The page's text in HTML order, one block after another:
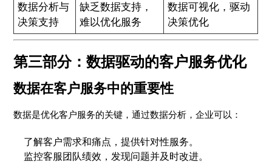
数据分析与
决策支持
缺乏数据支持，
难以优化服务
数据可视化，驱动
决策优化
第三部分：数据驱动的客户服务优化
数据在客户服务中的重要性
数据是优化客户服务的关键，通过数据分析，企业可以：
了解客户需求和痛点，提供针对性服务。
监控客服团队绩效，发现问题并及时改进。